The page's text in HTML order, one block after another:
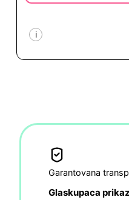
i
Garantovana
Glaskupaca